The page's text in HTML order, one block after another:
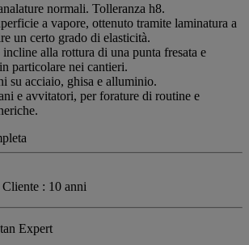
normali. Tolleranza h8.
a vapore, ottenuto tramite laminatura a
un certo grado di elasticità.
alla rottura di una punta fresata e
particolare nei cantieri.
su acciaio, ghisa e alluminio.
e avvitatori, per forature di routine e
: 10 anni
Expert